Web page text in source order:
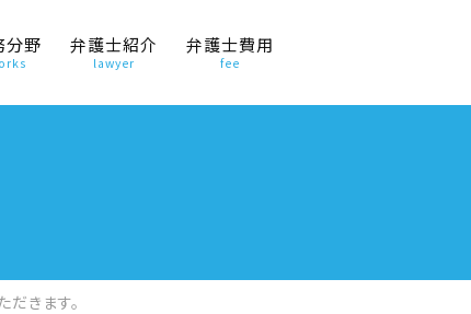
分野 弁護士紹介
lawyer
弁護士費用
fee
きます。